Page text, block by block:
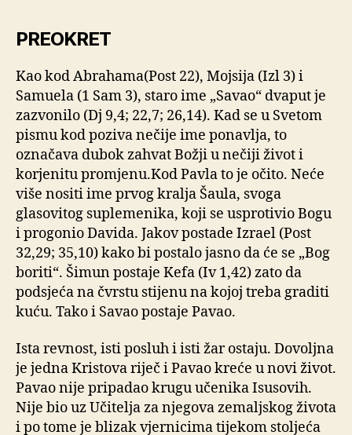
PREOKRET
Kao kod Abrahama(Post 22), Mojsija (Izl 3) i
Samuela (1 Sam 3), staro ime „Savao“ dvaput je
zazvonilo (Dj 9,4; 22,7; 26,14). Kad se u Svetom
pismu kod poziva nečije ime ponavlja, to
označava dubok zahvat Božji u nečiji život i
korjenitu promjenu.Kod Pavla to je očito. Neće
više nositi ime prvog kralja Šaula, svoga
glasovitog suplemenika, koji se usprotivio Bogu
i progonio Davida. Jakov postade Izrael (Post
32,29; 35,10) kako bi postalo jasno da će se „Bog
boriti“. Šimun postaje Kefa (Iv 1,42) zato da
podsjeća na čvrstu stijenu na kojoj treba graditi
kuću. Tako i Savao postaje Pavao.
Ista revnost, isti posluh i isti žar ostaju. Dovoljna
je jedna Kristova riječ i Pavao kreće u novi život.
Pavao nije pripadao krugu učenika Isusovih.
Nije bio uz Učitelja za njegova zemaljskog života
i po tome je blizak vjernicima tijekom stoljeća